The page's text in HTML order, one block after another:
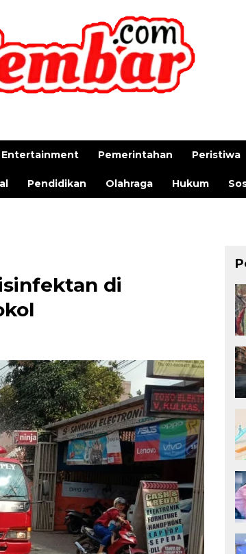
Entertainment Pemerintahan Peristiwa
Pendidikan Olahraga Hukum
di